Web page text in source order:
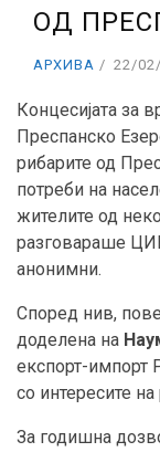
ОД
АРХИВА 22/
Концесијата за
Преспанско
рибарите од
потреби на
жителите од
разговараше
анонимни.
Според нив,
доделена на
експорт-импорт
со интересите на
За годишна